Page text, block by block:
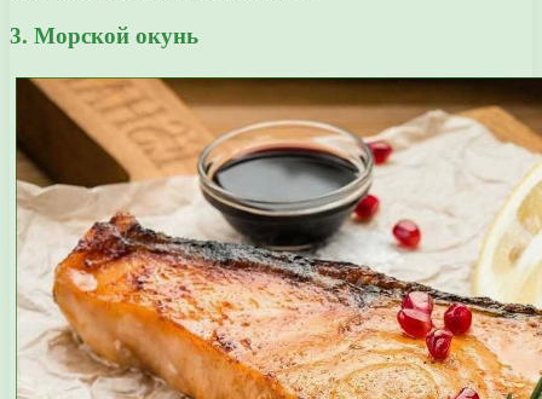
3. Морской окунь